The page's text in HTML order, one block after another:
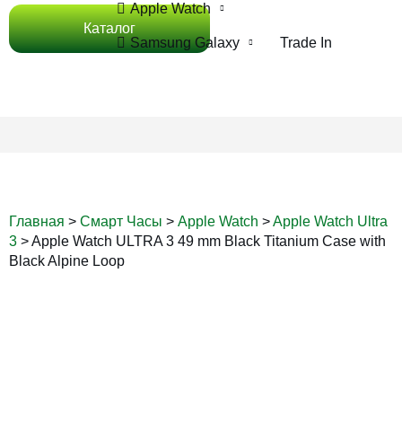
Каталог
Apple Watch
Samsung Galaxy Trade In
Главная > Смарт Часы > Apple Watch >Apple Watch Ultra
3 >Apple Watch ULTRA 3 49 mm Black Titanium Case with
Black Alpine Loop